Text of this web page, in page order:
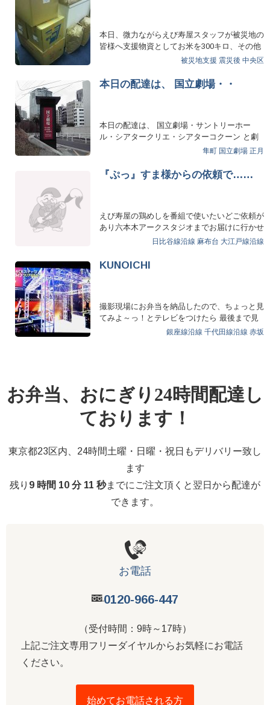
本日、微力ながらえび寿屋スタッフが被災地の
皆様へ支援物資としてお米を300キロ、その他
被災地支援 震災後 中央区
本日の配達は、 国立劇場・・
本日の配達は、 国立劇場・サントリーホー
ル・シアタークリエ・シアターコクーン と劇
隼町 国立劇場 正月
『ぷっ』すま様からの依頼で……
えび寿屋の鶏めしを番組で使いたいどご依頼が
あり六本木アークスタジオまでお届けに行かせ
て頂きました近日中の放…
日比谷線沿線 麻布台 大江戸線沿線
KUNOICHI
撮影現場にお弁当を納品したので、ちょっと見
てみよ～っ！とテレビをつけたら 最後まで見
てしまった！！ ま…銀座線沿線 千代田線沿線 赤坂
お弁当、おにぎり24時間配達し
ております！
東京都23区内、24時間土曜・日曜・祝日もデリバリー致し
ます
残り 9 時間 10 分 10 秒までにご注文頂くと翌日から配達が
できます。
お電話
0120-966-447
（受付時間：9時～17時）
上記ご注文専用フリーダイヤルからお気軽にお電話
ください。
始めてお電話される方